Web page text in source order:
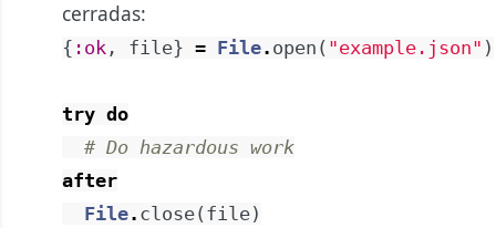
cerradas:
{ :ok , file} = File. open ( "example.json" )
try do
# Do hazardous work
after
File. close( file)